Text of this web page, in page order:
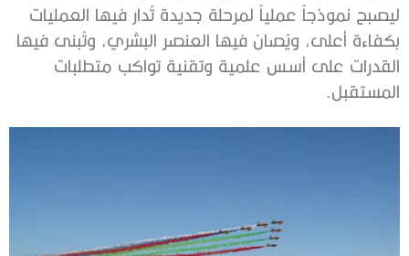
ليصبح نموذجاً عملياً لمرحلة جديدة تُدار فيها العمليات
بكفاءة أعلى، ويُصان فيها العنصر البشري، وتُبنى فيها
القدرات على أسس علمية وتقنية تواكب متطلبات
المستقبل.